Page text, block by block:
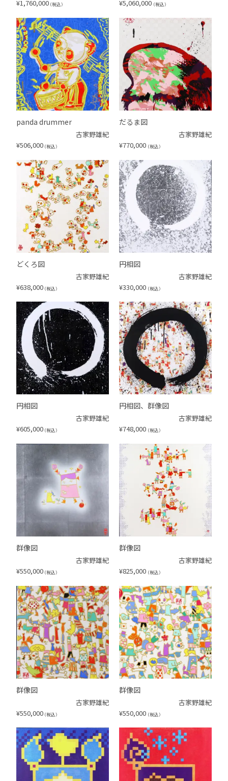
¥1,760,000 （税込） ¥5,060,000 （税込）
panda drummer
古家野雄紀
¥506,000 （税込）
だるま図
古家野雄紀
¥770,000 （税込）
どくろ図
古家野雄紀
¥638,000 （税込）
円相図
古家野雄紀
¥330,000 （税込）
円相図
古家野雄紀
¥605,000 （税込）
円相図、群像図
古家野雄紀
¥748,000 （税込）
群像図
古家野雄紀
¥550,000 （税込）
群像図
古家野雄紀
¥825,000 （税込）
群像図
古家野雄紀
¥550,000 （税込）
群像図
古家野雄紀
¥550,000 （税込）